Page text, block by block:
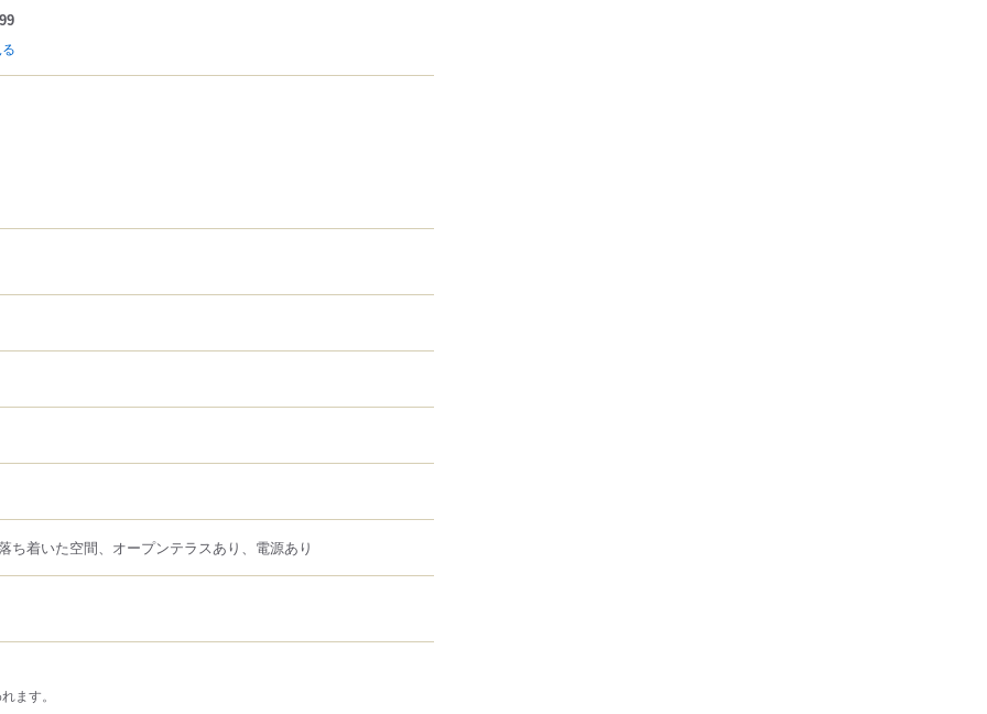
ち着いた空間、オープンテラスあり、電源あり
ます。